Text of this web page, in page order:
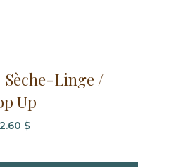
Sèche-Linge /
Up
$